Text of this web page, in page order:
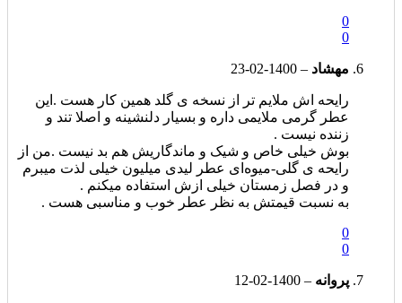
0
0
مهشاد –
1400-02-23
رایحه اش ملایم تر از نسخه ی گلد همین کار هست .این
عطر گرمی ملایمی داره و بسیار دلنشینه و اصلا تند و
زننده نیست .
بوش خیلی خاص و شیک و ماندگاریش هم بد نیست .من از
رایحه ی گلی-میوه‌ای عطر لیدی میلیون خیلی لذت میبرم
و در فصل زمستان خیلی ازش استفاده میکنم .
به نسبت قیمتش به نظر عطر خوب و مناسبی هست .
0
0
پروانه –
1400-02-12